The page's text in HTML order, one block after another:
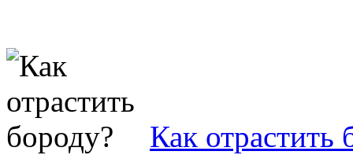
Как отрастить